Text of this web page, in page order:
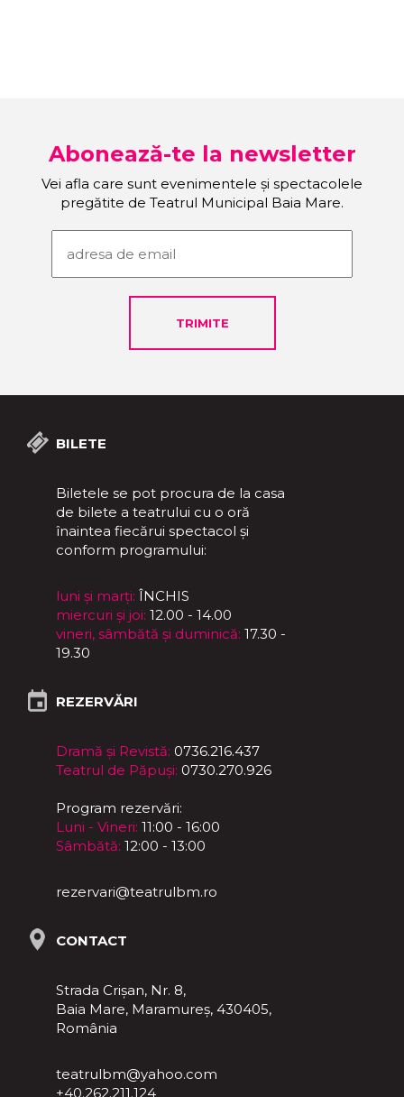
Abonează-te la newsletter
Vei afla care sunt evenimentele și spectacolele
pregătite de Teatrul Municipal Baia Mare.
BILETE
Biletele se pot procura de la casa
de bilete a teatrului cu o oră
înaintea fiecărui spectacol și
conform programului:
luni și marți: ÎNCHIS
miercuri și joi: 12.00 - 14.00
vineri, sâmbătă și duminică: 17.30 -
19.30
REZERVĂRI
Dramă și Revistă: 0736.216.437
Teatrul de Păpuși: 0730.270.926
Program rezervări:
Luni - Vineri: 11:00 - 16:00
Sâmbătă: 12:00 - 13:00
rezervari@teatrulbm.ro
CONTACT
Strada Crișan, Nr. 8,
Baia Mare, Maramureş, 430405,
România
teatrulbm@yahoo.com
+40.262.211.124